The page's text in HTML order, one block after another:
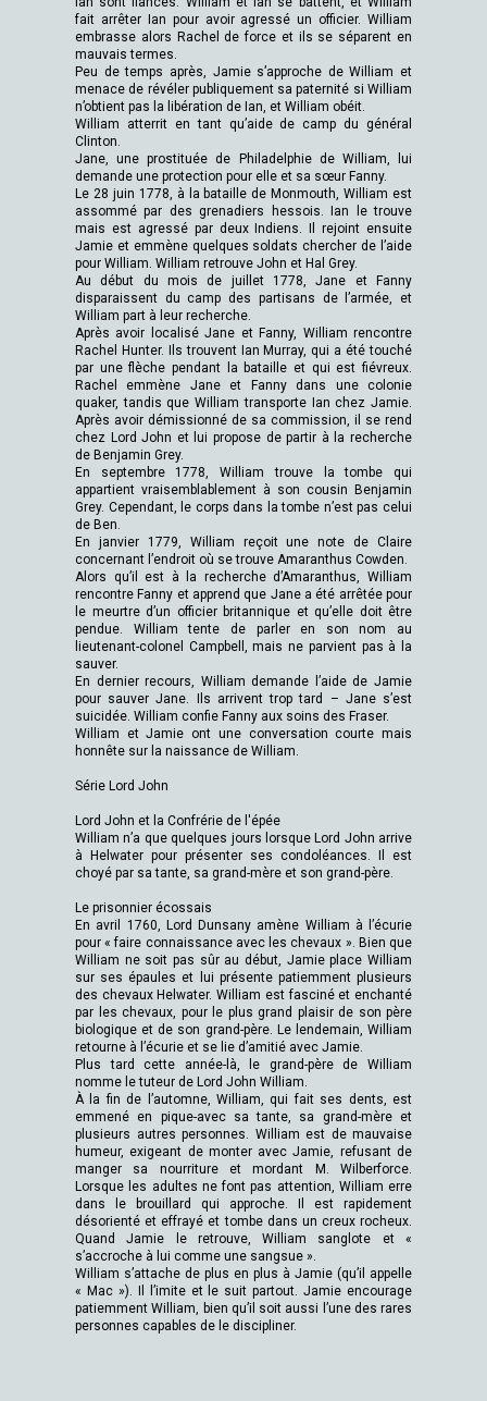
fait arrêter Ian pour avoir agressé un officier. William
embrasse alors Rachel de force et ils se séparent en
mauvais termes.
Peu de temps après, Jamie s’approche de William et
menace de révéler publiquement sa paternité si William
n’obtient pas la libération de Ian, et William obéit.
William atterrit en tant qu’aide de camp du général
Clinton.
Jane, une prostituée de Philadelphie de William, lui
demande une protection pour elle et sa sœur Fanny.
Le 28 juin 1778, à la bataille de Monmouth, William est
assommé par des grenadiers hessois. Ian le trouve
mais est agressé par deux Indiens. Il rejoint ensuite
Jamie et emmène quelques soldats chercher de l’aide
pour William. William retrouve John et Hal Grey.
Au début du mois de juillet 1778, Jane et Fanny
disparaissent du camp des partisans de l’armée, et
William part à leur recherche.
Après avoir localisé Jane et Fanny, William rencontre
Rachel Hunter. Ils trouvent Ian Murray, qui a été touché
par une flèche pendant la bataille et qui est fiévreux.
Rachel emmène Jane et Fanny dans une colonie
quaker, tandis que William transporte Ian chez Jamie.
Après avoir démissionné de sa commission, il se rend
chez Lord John et lui propose de partir à la recherche
de Benjamin Grey.
En septembre 1778, William trouve la tombe qui
appartient vraisemblablement à son cousin Benjamin
Grey. Cependant, le corps dans la tombe n’est pas celui
de Ben.
En janvier 1779, William reçoit une note de Claire
concernant l’endroit où se trouve Amaranthus Cowden.
Alors qu’il est à la recherche d’Amaranthus, William
rencontre Fanny et apprend que Jane a été arrêtée pour
le meurtre d’un officier britannique et qu’elle doit être
pendue. William tente de parler en son nom au
lieutenant-colonel Campbell, mais ne parvient pas à la
sauver.
En dernier recours, William demande l’aide de Jamie
pour sauver Jane. Ils arrivent trop tard – Jane s’est
suicidée. William confie Fanny aux soins des Fraser.
William et Jamie ont une conversation courte mais
honnête sur la naissance de William.
Série Lord John
Lord John et la Confrérie de l'épée
William n’a que quelques jours lorsque Lord John arrive
à Helwater pour présenter ses condoléances. Il est
choyé par sa tante, sa grand-mère et son grand-père.
Le prisonnier écossais
En avril 1760, Lord Dunsany amène William à l’écurie
pour « faire connaissance avec les chevaux ». Bien que
William ne soit pas sûr au début, Jamie place William
sur ses épaules et lui présente patiemment plusieurs
des chevaux Helwater. William est fasciné et enchanté
par les chevaux, pour le plus grand plaisir de son père
biologique et de son grand-père. Le lendemain, William
retourne à l’écurie et se lie d’amitié avec Jamie.
Plus tard cette année-là, le grand-père de William
nomme le tuteur de Lord John William.
À la fin de l’automne, William, qui fait ses dents, est
emmené en pique-avec sa tante, sa grand-mère et
plusieurs autres personnes. William est de mauvaise
humeur, exigeant de monter avec Jamie, refusant de
manger sa nourriture et mordant M. Wilberforce.
Lorsque les adultes ne font pas attention, William erre
dans le brouillard qui approche. Il est rapidement
désorienté et effrayé et tombe dans un creux rocheux.
Quand Jamie le retrouve, William sanglote et «
s’accroche à lui comme une sangsue ».
William s’attache de plus en plus à Jamie (qu’il appelle
« Mac »). Il l’imite et le suit partout. Jamie encourage
patiemment William, bien qu’il soit aussi l’une des rares
personnes capables de le discipliner.